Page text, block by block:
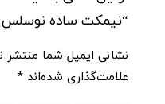
“نیمکت ساده نوسلس NAUTILUS TF-5017”
نشانی ایمیل شما
علامت‌گذاری شده‌اند *